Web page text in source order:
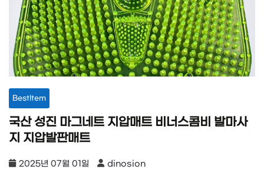
BestItem
국산 성진 마그네트 지압매트 비너스콤비 발마사
지 지압발판매트
2025년 07월 01일 dinosion